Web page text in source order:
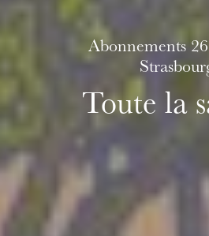
Visites de
Strasbourg
Abonnements
Toute la